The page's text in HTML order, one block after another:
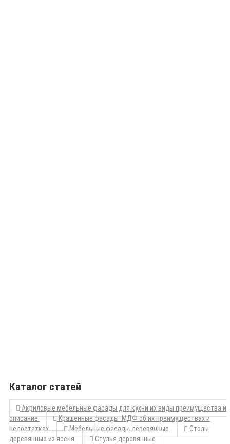
Каталог статей
Акриловые мебельные фасады для кухни их виды преимущества и
описание
Крашенные фасады МДФ об их преимуществах и
недостатках
Мебельные фасады деревянные
Столы
деревянные из ясеня
Стулья деревянные